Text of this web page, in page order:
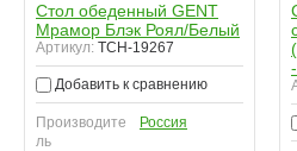
Стол обеденный GENT
Мрамор Блэк Роял/Белый
Артикул: TCH-19267
Добавить к сравнению
Производите
ль
Россия